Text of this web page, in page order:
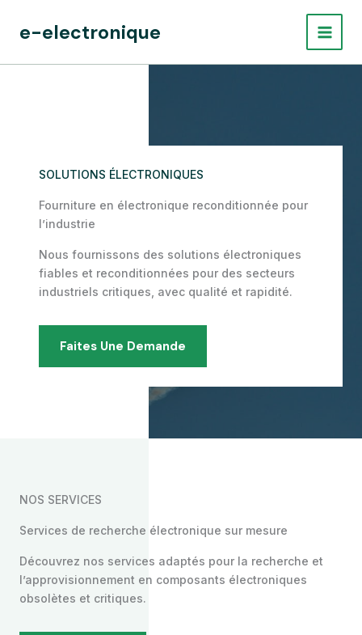
e-electronique
SOLUTIONS ÉLECTRONIQUES
Fourniture en électronique reconditionnée pour
l’industrie
Nous fournissons des solutions électroniques
fiables et reconditionnées pour des secteurs
industriels critiques, avec qualité et rapidité.
Faites Une Demande
NOS SERVICES
Services de recherche électronique sur mesure
Découvrez nos services adaptés pour la recherche et
l’approvisionnement en composants électroniques
obsolètes et critiques.